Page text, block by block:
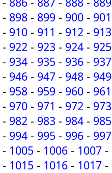
- 898 - 899 - 900 - 901
- 910 - 911 - 912 - 913
- 922 - 923 - 924 - 925
- 934 - 935 - 936 - 937
- 946 - 947 - 948 - 949
- 958 - 959 - 960 - 961
- 970 - 971 - 972 - 973
- 982 - 983 - 984 - 985
- 994 - 995 - 996 - 997
- 1005 - 1006 - 1007 -
- 1015 - 1016 - 1017 -